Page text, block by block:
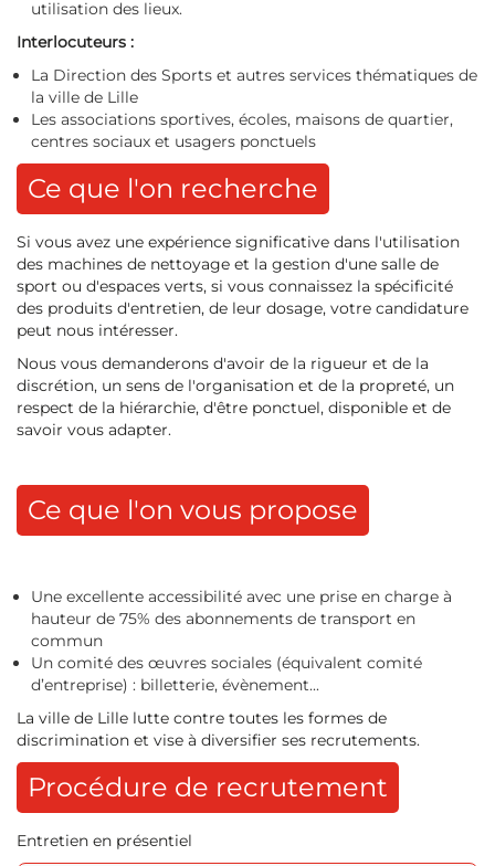
utilisation des lieux.
Interlocuteurs :
La Direction des Sports et autres services thématiques de
la ville de Lille
Les associations sportives, écoles, maisons de quartier,
centres sociaux et usagers ponctuels
Ce que l'on recherche
Si vous avez une expérience significative dans l'utilisation
des machines de nettoyage et la gestion d'une salle de
sport ou d'espaces verts, si vous connaissez la spécificité
des produits d'entretien, de leur dosage, votre candidature
peut nous intéresser.
Nous vous demanderons d'avoir de la rigueur et de la
discrétion, un sens de l'organisation et de la propreté, un
respect de la hiérarchie, d'être ponctuel, disponible et de
savoir vous adapter.
Ce que l'on vous propose
Une excellente accessibilité avec une prise en charge à
hauteur de 75% des abonnements de transport en
commun
Un comité des œuvres sociales (équivalent comité
d’entreprise) : billetterie, évènement...
La ville de Lille lutte contre toutes les formes de
discrimination et vise à diversifier ses recrutements.
Procédure de recrutement
Entretien en présentiel